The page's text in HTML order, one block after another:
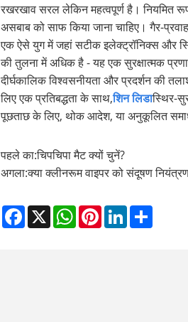
रखरखाव सरल लेकिन महत्वपूर्ण है। नियमित
असबाब को साफ किया जाना चाहिए। गैर-
एक ऐसे युग में जहां सटीक इलेक्ट्रॉनिक्स और
की तुलना में अधिक है - यह एक सुरक्षात्मक
दीर्घकालिक विश्वसनीयता और प्रदर्शन की
लिए एक प्रतिबद्धता के साथ,शिन लिडास्थिर-
पूछताछ के लिए, थोक आदेश, या अनुकूलित
पहले का:चिपचिपा मैट क्यों चुनें?
अगला:क्या क्लीनरूम वाइपर को संदूषण
Facebook
X WhatsApp
PinterestLinkedIn